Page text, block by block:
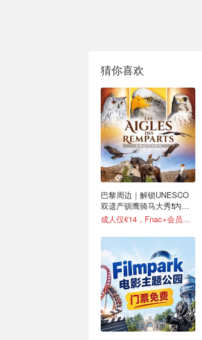
猜你喜欢
巴黎周边｜解锁UNESCO
双遗产驯鹰骑马大秀❗️内附
攻略
成人仅€14，Fnac+会员还有折！